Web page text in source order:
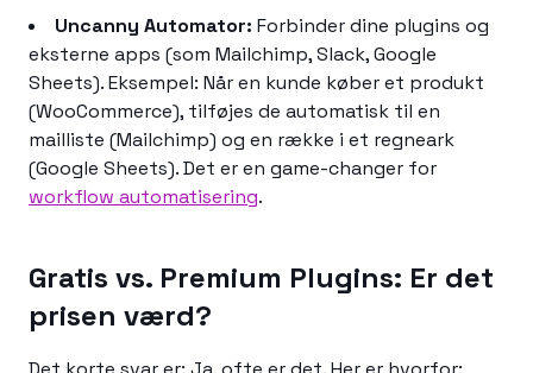
Uncanny Automator: Forbinder dine plugins og
eksterne apps (som Mailchimp, Slack, Google
Sheets). Eksempel: Når en kunde køber et produkt
(WooCommerce), tilføjes de automatisk til en
mailliste (Mailchimp) og en række i et regneark
(Google Sheets). Det er en game-changer for
workflow automatisering.
Gratis vs. Premium Plugins: Er det
prisen værd?